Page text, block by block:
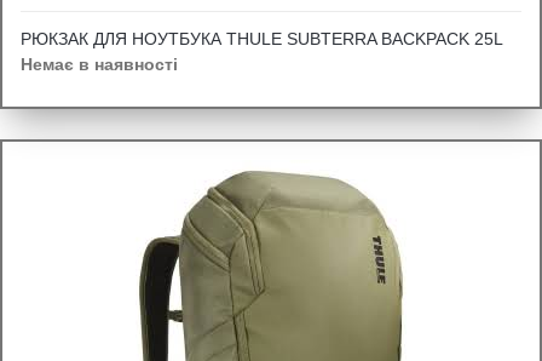
РЮКЗАК ДЛЯ НОУТБУКА THULE SUBTERRA BACKPACK 25L
Немає в наявності